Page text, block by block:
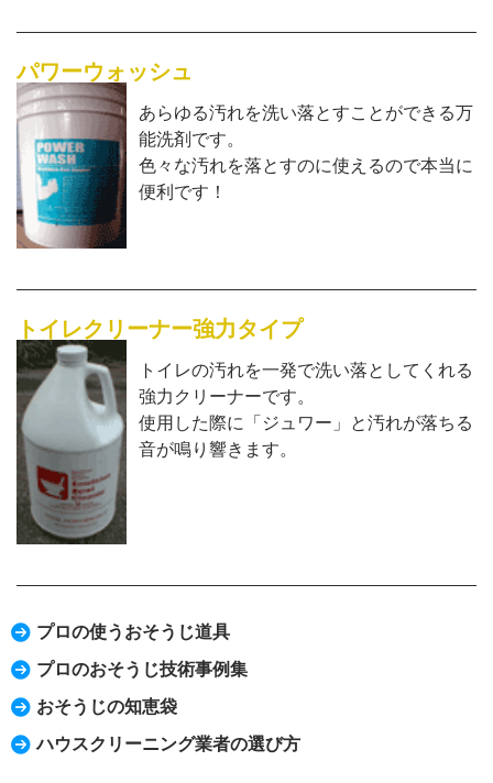
パワーウォッシュ
あらゆる汚れを洗い落とすことができる万
能洗剤です。
色々な汚れを落とすのに使えるので本当に
便利です！
トイレクリーナー強力タイプ
トイレの汚れを一発で洗い落としてくれる
強力クリーナーです。
使用した際に「ジュワー」と汚れが落ちる
音が鳴り響きます。
プロの使うおそうじ道具
プロのおそうじ技術事例集
おそうじの知恵袋
ハウスクリーニング業者の選び方